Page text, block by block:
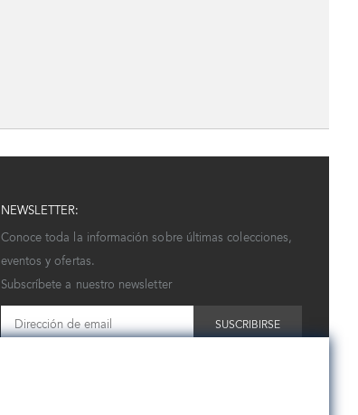
NEWSLETTER:
Conoce toda la información sobre últimas colecciones,
eventos y ofertas.
Subscríbete a nuestro newsletter
SUSCRIBIRSE